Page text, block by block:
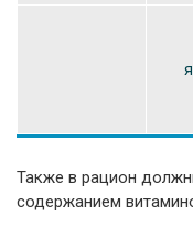
Также в рацион
содержанием